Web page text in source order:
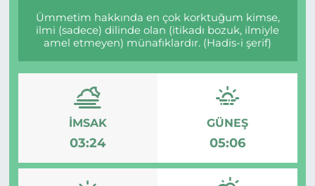
Ümmetim hakkında en çok korktuğum kimse,
ilmi (sadece) dilinde olan (itikadı bozuk, ilmiyle
amel etmeyen) münafıklardır. (Hadis-i şerif)
İMSAK
03:24
GÜNEŞ
05:06